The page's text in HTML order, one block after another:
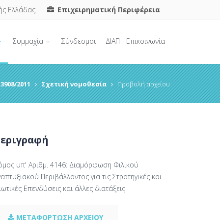
Ελλάδας Επιχειρηματική Περιφέρεια
Συμμαχία Σύνδεσμοι ΔΙΑΠ - Επικοινωνία
2011 Σχετική νομοθεσία Προβολή αρχείου
υπ' Αριθμ. 4146: Διαμόρφωση Φιλικού
Περιβάλλοντος για τις Στρατηγικές και
Επενδύσεις και άλλες διατάξεις
ΜΕΤΑΦΟΡΤΩΣΗ ΑΡΧΕΙΟΥ